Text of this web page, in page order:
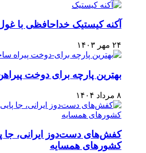
آکنه کیستیک خداحافظی با
۲۴ مهر ۱۴۰۳
بهترین پارچه برای دوخت
۸ مرداد ۱۴۰۴
کفش‌های دست‌دوز ایرانی، جا
کشورهای همسایه